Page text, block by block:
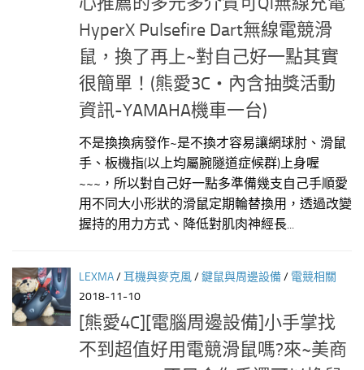
HyperX Pulsefire Dart無線電競滑
鼠，換了再上~對自己好一點其實
很簡單！(熊愛3C‧內含抽獎活動
資訊-YAMAHA機車一台)
不是換換病發作~是不換才容易讓網球肘、滑鼠
手、板機指(以上均屬腕隧道症候群)上身喔
~~~，所以對自己好一點多準備幾支自己手順愛
用不同大小形狀的滑鼠定期輪替換用，透過改變
握持的用力方式、降低對肌肉神經長...
LEXMA/耳機與麥克風/鍵鼠與周邊設備/ 電競相關
2018-11-10
[熊愛4C][電腦周邊設備]小手掌找
不到超值好用電競滑鼠嗎?來~美商